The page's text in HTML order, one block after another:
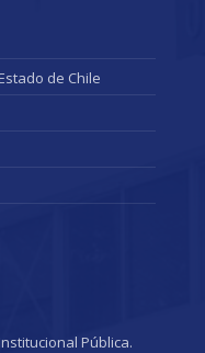
de Chile
Pública.